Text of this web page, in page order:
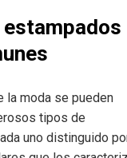
la moda se pueden
tipos de
uno distinguido